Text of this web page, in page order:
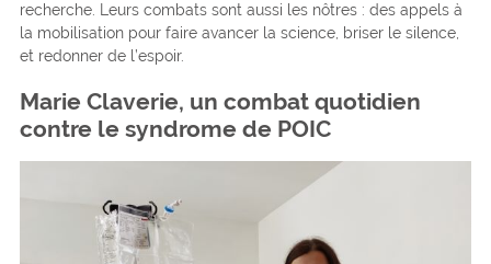
recherche. Leurs combats sont aussi les nôtres : des appels à
la mobilisation pour faire avancer la science, briser le silence,
et redonner de l’espoir.
Marie Claverie, un combat quotidien
contre le syndrome de POIC